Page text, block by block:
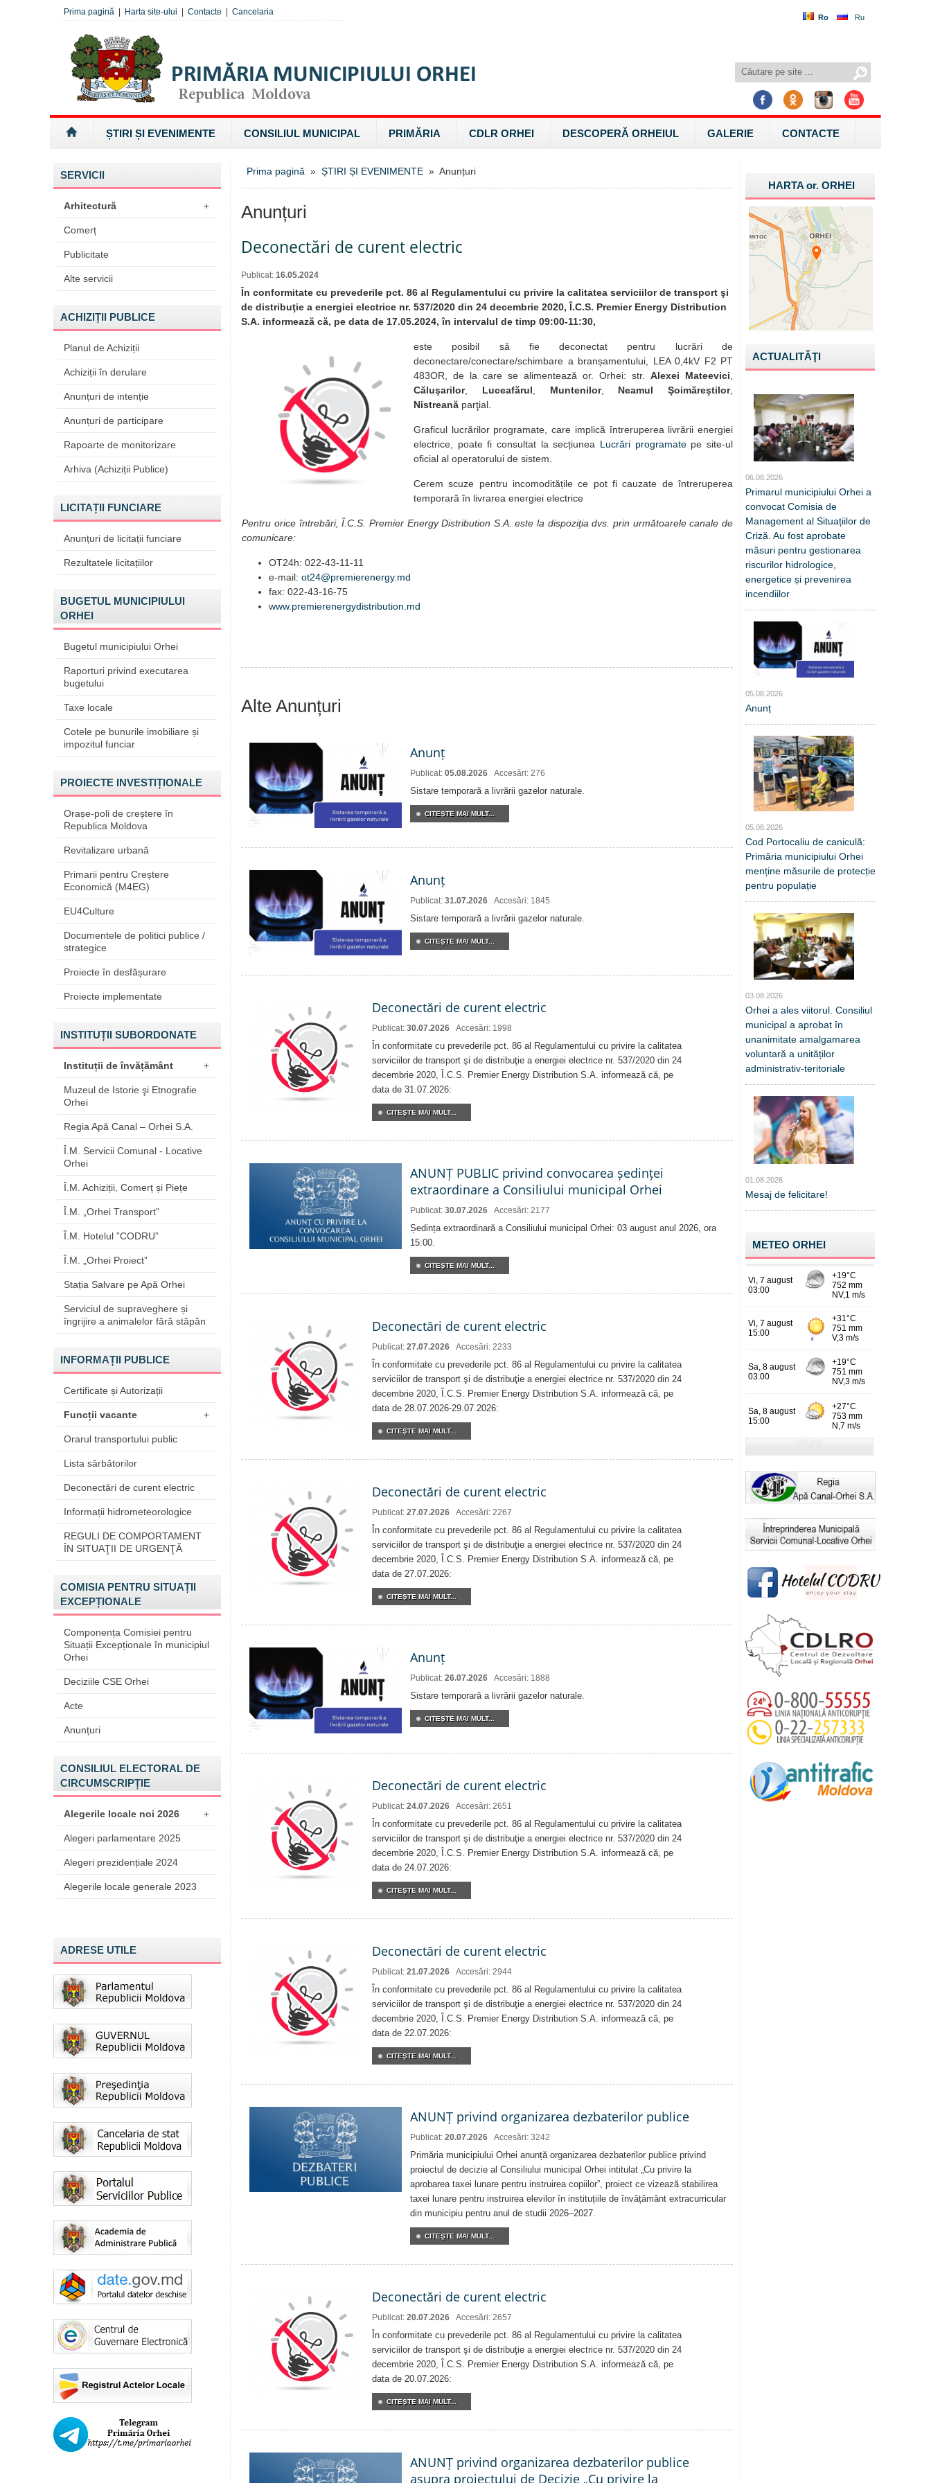
Ro Ru
Prima pagină Harta site-ului Contacte Cancelaria
ȘTIRI ȘI EVENIMENTE CONSILIUL MUNICIPAL PRIMĂRIA CDLR ORHEI DESCOPERĂ ORHEIUL GALERIE CONTACTE
SERVICII
Arhitectură +
Comerț
Publicitate
Alte servicii
ACHIZIȚII PUBLICE
Planul de Achiziții
Achiziții în derulare
Anunțuri de intenție
Anunțuri de participare
Rapoarte de monitorizare
Arhiva (Achiziții Publice)
LICITAȚII FUNCIARE
Anunțuri de licitații funciare
Rezultatele licitațiilor
BUGETUL MUNICIPIULUI
ORHEI
Bugetul municipiului Orhei
Raporturi privind executarea
bugetului
Taxe locale
Cotele pe bunurile imobiliare și
impozitul funciar
PROIECTE INVESTIȚIONALE
Orașe-poli de creștere în
Republica Moldova
Revitalizare urbană
Primarii pentru Creștere
Economică (M4EG)
EU4Culture
Documentele de politici publice /
strategice
Proiecte în desfășurare
Proiecte implementate
INSTITUȚII SUBORDONATE
Instituții de învățământ +
Muzeul de Istorie şi Etnografie
Orhei
Regia Apă Canal – Orhei S.A.
Î.M. Servicii Comunal - Locative
Orhei
Î.M. Achiziții, Comerț și Piețe
Î.M. „Orhei Transport”
Î.M. Hotelul ”CODRU”
Î.M. „Orhei Proiect”
Stația Salvare pe Apă Orhei
Serviciul de supraveghere și
îngrijire a animalelor fără stăpân
INFORMAȚII PUBLICE
Certificate și Autorizații
Funcții vacante +
Orarul transportului public
Lista sărbătorilor
Deconectări de curent electric
Informații hidrometeorologice
REGULI DE COMPORTAMENT
ÎN SITUAŢII DE URGENŢĂ
COMISIA PENTRU SITUAȚII
EXCEPȚIONALE
Componența Comisiei pentru
Situații Excepționale în municipiul
Orhei
Deciziile CSE Orhei
Acte
Anunțuri
CONSILIUL ELECTORAL DE
CIRCUMSCRIPȚIE
Alegerile locale noi 2026 +
Alegeri parlamentare 2025
Alegeri prezidențiale 2024
Alegerile locale generale 2023
ADRESE UTILE
Prima pagină » ȘTIRI ȘI EVENIMENTE » Anunțuri
Anunțuri
Deconectări de curent electric
Publicat: 16.05.2024
În conformitate cu prevederile pct. 86 al Regulamentului cu privire la calitatea serviciilor de transport şi
de distribuţie a energiei electrice nr. 537/2020 din 24 decembrie 2020, Î.C.S. Premier Energy Distribution
S.A. informează că, pe data de 17.05.2024, în intervalul de timp 09:00-11:30,
este posibil să fie deconectat pentru lucrări de
deconectare/conectare/schimbare a branșamentului, LEA 0,4kV F2 PT
483OR, de la care se alimentează or. Orhei: str. Alexei Mateevici
Căluşarilor, Luceafărul Muntenilor, Neamul Şoimăreştilor,
Nistreană parţial.
Graficul lucrărilor programate, care implică întreruperea livrării energiei
electrice, poate fi consultat la secțiunea Lucrări programatepe site-ul
oficial al operatorului de sistem.
Cerem scuze pentru incomoditățile ce pot fi cauzate de întreruperea
temporară în livrarea energiei electrice
Pentru orice întrebări, Î.C.S. Premier Energy Distribution S.A. este la dispoziţia dvs. prin următoarele canale de
comunicare:
OT24h: 022-43-11-11
e-mail: ot24@premierenergy.md
fax: 022-43-16-75
www.premierenergydistribution.md
Alte Anunțuri
Anunț
Publicat: 05.08.2026 Accesări: 276
Sistare temporară a livrării gazelor naturale.
CITEŞTE MAI MULT...
Anunț
Publicat: 31.07.2026 Accesări: 1845
Sistare temporară a livrării gazelor naturale.
CITEŞTE MAI MULT...
Deconectări de curent electric
Publicat: 30.07.2026 Accesări: 1998
În conformitate cu prevederile pct. 86 al Regulamentului cu privire la calitatea
serviciilor de transport şi de distribuţie a energiei electrice nr. 537/2020 din 24
decembrie 2020, Î.C.S. Premier Energy Distribution S.A. informează că, pe
data de 31.07.2026:
CITEŞTE MAI MULT...
ANUNȚ PUBLIC privind convocarea ședinței
extraordinare a Consiliului municipal Orhei
Publicat: 30.07.2026 Accesări: 2177
Ședința extraordinară a Consiliului municipal Orhei: 03 august anul 2026, ora
15:00.
CITEŞTE MAI MULT...
Deconectări de curent electric
Publicat: 27.07.2026 Accesări: 2233
În conformitate cu prevederile pct. 86 al Regulamentului cu privire la calitatea
serviciilor de transport şi de distribuţie a energiei electrice nr. 537/2020 din 24
decembrie 2020, Î.C.S. Premier Energy Distribution S.A. informează că, pe
data de 28.07.2026-29.07.2026:
CITEŞTE MAI MULT...
Deconectări de curent electric
Publicat: 27.07.2026 Accesări: 2267
În conformitate cu prevederile pct. 86 al Regulamentului cu privire la calitatea
serviciilor de transport şi de distribuţie a energiei electrice nr. 537/2020 din 24
decembrie 2020, Î.C.S. Premier Energy Distribution S.A. informează că, pe
data de 27.07.2026:
CITEŞTE MAI MULT...
Anunț
Publicat: 26.07.2026 Accesări: 1888
Sistare temporară a livrării gazelor naturale.
CITEŞTE MAI MULT...
Deconectări de curent electric
Publicat: 24.07.2026 Accesări: 2651
În conformitate cu prevederile pct. 86 al Regulamentului cu privire la calitatea
serviciilor de transport şi de distribuţie a energiei electrice nr. 537/2020 din 24
decembrie 2020, Î.C.S. Premier Energy Distribution S.A. informează că, pe
data de 24.07.2026:
CITEŞTE MAI MULT...
Deconectări de curent electric
Publicat: 21.07.2026 Accesări: 2944
În conformitate cu prevederile pct. 86 al Regulamentului cu privire la calitatea
serviciilor de transport şi de distribuţie a energiei electrice nr. 537/2020 din 24
decembrie 2020, Î.C.S. Premier Energy Distribution S.A. informează că, pe
data de 22.07.2026:
CITEŞTE MAI MULT...
ANUNȚ privind organizarea dezbaterilor publice
Publicat: 20.07.2026 Accesări: 3242
Primăria municipiului Orhei anunță organizarea dezbaterilor publice privind
proiectul de decizie al Consiliului municipal Orhei intitulat „Cu privire la
aprobarea taxei lunare pentru instruirea copiilor”, proiect ce vizează stabilirea
taxei lunare pentru instruirea elevilor în instituțiile de învățământ extracurricular
din municipiu pentru anul de studii 2026–2027.
CITEŞTE MAI MULT...
Deconectări de curent electric
Publicat: 20.07.2026 Accesări: 2657
În conformitate cu prevederile pct. 86 al Regulamentului cu privire la calitatea
serviciilor de transport şi de distribuţie a energiei electrice nr. 537/2020 din 24
decembrie 2020, Î.C.S. Premier Energy Distribution S.A. informează că, pe
data de 20.07.2026:
CITEŞTE MAI MULT...
ANUNȚ privind organizarea dezbaterilor publice
asupra proiectului de Decizie „Cu privire la
HARTA or.ORHEI
ACTUALITĂŢI
06.08.2026
Primarul municipiului Orhei a
convocat Comisia de
Management al Situațiilor de
Criză. Au fost aprobate
măsuri pentru gestionarea
riscurilor hidrologice,
energetice și prevenirea
incendiilor
05.08.2026
Anunț
05.08.2026
Cod Portocaliu de caniculă:
Primăria municipiului Orhei
menține măsurile de protecție
pentru populație
03.08.2026
Orhei a ales viitorul. Consiliul
municipal a aprobat în
unanimitate amalgamarea
voluntară a unităților
administrativ-teritoriale
01.08.2026
Mesaj de felicitare!
METEO ORHEI